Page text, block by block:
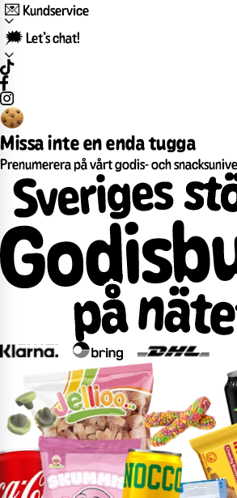
💌 Kundservice
🗯️ Let’s chat!
Missa inte en enda tugga
Prenumerera på vårt godis- och